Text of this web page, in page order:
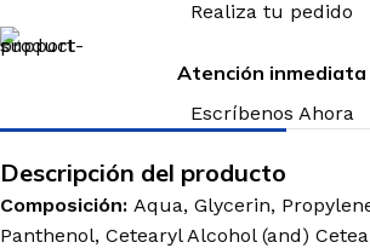
Realiza tu pedido
Atención inmediata
Escríbenos Ahora
Descripción del producto
Composición: Aqua, Glycerin,
Panthenol, Cetearyl Alcohol (and)